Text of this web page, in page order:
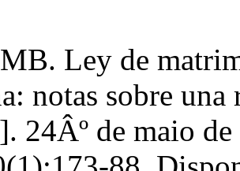
Ley de
notas sobre
24Âº de maio